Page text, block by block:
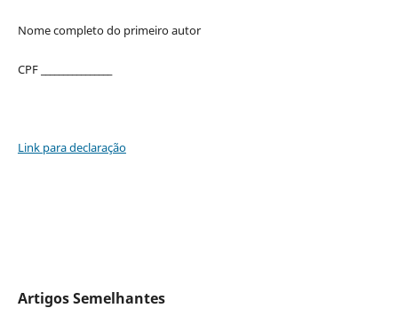
Nome completo do primeiro autor
CPF ________________
Link para declaração
Artigos Semelhantes